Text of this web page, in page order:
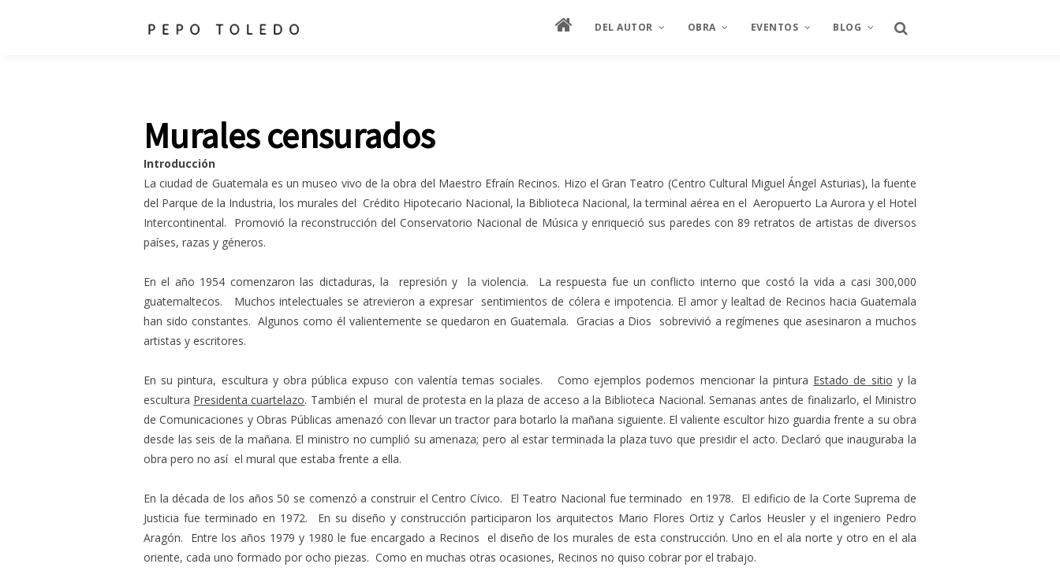
DEL AUTOR
ENTREVISTAS
CRÍTICA
OBRA EVENTOS
2019
2018
2015
2013
2012
BLOG
BIBLIA
LIBROS
Murales censurados
Introducción
La ciudad de Guatemala es un museo vivo de la obra del Maestro Efraín Recinos. Hizo el Gran Teatro (Centro Cultural Miguel Ángel Asturias), la fuente
del Parque de la Industria, los murales del Crédito Hipotecario Nacional, la Biblioteca Nacional, la terminal aérea en el Aeropuerto La Aurora y el Hotel
Intercontinental. Promovió la reconstrucción del Conservatorio Nacional de Música y enriqueció sus paredes con 89 retratos de artistas de diversos
países, razas y géneros.
En el año 1954 comenzaron las dictaduras, la represión y la violencia. La respuesta fue un conflicto interno que costó la vida a casi 300,000
guatemaltecos. Muchos intelectuales se atrevieron a expresar sentimientos de cólera e impotencia. El amor y lealtad de Recinos hacia Guatemala
han sido constantes. Algunos como él valientemente se quedaron en Guatemala. Gracias a Dios sobrevivió a regímenes que asesinaron a muchos
artistas y escritores.
En su pintura, escultura y obra pública expuso con valentía temas sociales. Como ejemplos podemos mencionar la pintura Estado de sitio y la
escultura Presidenta cuartelazo. También el mural de protesta en la plaza de acceso a la Biblioteca Nacional. Semanas antes de finalizarlo, el Ministro
de Comunicaciones y Obras Públicas amenazó con llevar un tractor para botarlo la mañana siguiente. El valiente escultor hizo guardia frente a su obra
desde las seis de la mañana. El ministro no cumplió su amenaza; pero al estar terminada la plaza tuvo que presidir el acto. Declaró que inauguraba la
obra pero no así el mural que estaba frente a ella.
En la década de los años 50 se comenzó a construir el Centro Cívico. El Teatro Nacional fue terminado en 1978. El edificio de la Corte Suprema de
Justicia fue terminado en 1972. En su diseño y construcción participaron los arquitectos Mario Flores Ortiz y Carlos Heusler y el ingeniero Pedro
Aragón. Entre los años 1979 y 1980 le fue encargado a Recinos el diseño de los murales de esta construcción. Uno en el ala norte y otro en el ala
oriente, cada uno formado por ocho piezas. Como en muchas otras ocasiones, Recinos no quiso cobrar por el trabajo.